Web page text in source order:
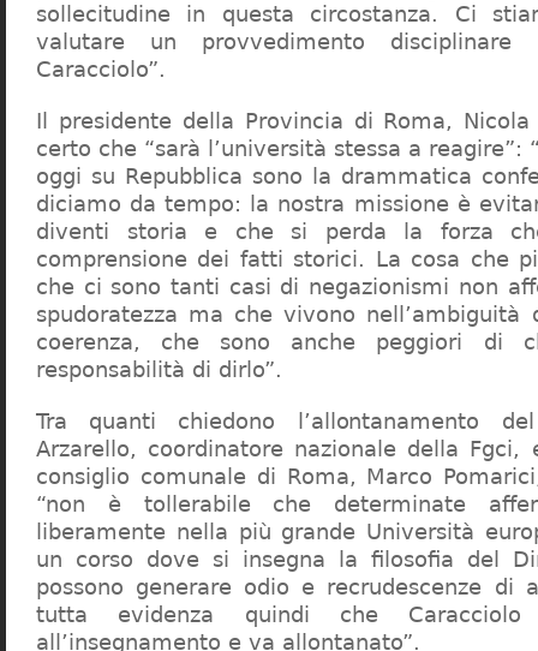
sollecitudine in questa circostanza. Ci
valutare un provvedimento
Caracciolo”.
Il presidente della Provincia di Roma,
certo che “sarà l’università stessa a reagire”:
oggi su Repubblica sono la drammatica
diciamo da tempo: la nostra missione è
diventi storia e che si perda la forza
comprensione dei fatti storici. La cosa che
che ci sono tanti casi di negazionismi non
spudoratezza ma che vivono nell’ambiguità
coerenza, che sono anche peggiori di
responsabilità di dirlo”.
Tra quanti chiedono l’allontanamento
Arzarello, coordinatore nazionale della
consiglio comunale di Roma, Marco
“non è tollerabile che determinate
liberamente nella più grande Università
un corso dove si insegna la filosofia del
possono generare odio e recrudescenze di
tutta evidenza quindi che
all’insegnamento e va allontanato”.